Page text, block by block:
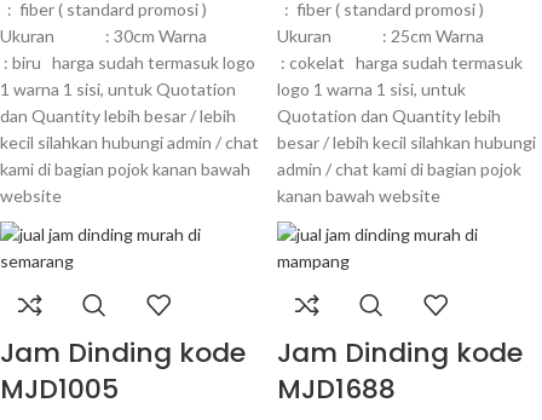
: fiber ( standard promosi )
Ukuran : 30cm Warna
: biru harga sudah termasuk logo
1 warna 1 sisi, untuk Quotation
dan Quantity lebih besar / lebih
kecil silahkan hubungi admin / chat
kami di bagian pojok kanan bawah
website
: fiber ( standard promosi )
Ukuran : 25cm Warna
: cokelat harga sudah termasuk
logo 1 warna 1 sisi, untuk
Quotation dan Quantity lebih
besar / lebih kecil silahkan hubungi
admin / chat kami di bagian pojok
kanan bawah website
Jam Dinding kode
MJD1005
Jam Dinding kode
MJD1688